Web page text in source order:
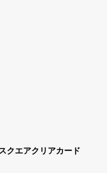
クエアクリアカード